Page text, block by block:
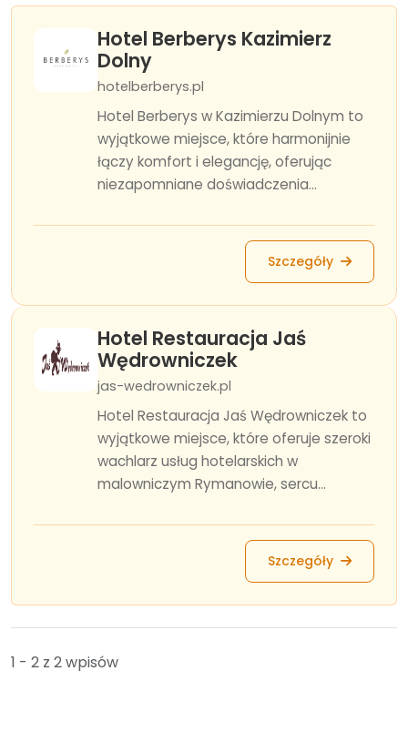
Hotel Berberys Kazimierz
Dolny
hotelberberys.pl
Hotel Berberys w Kazimierzu Dolnym to
wyjątkowe miejsce, które harmonijnie
łączy komfort i elegancję, oferując
niezapomniane doświadczenia...
Szczegóły
Hotel Restauracja Jaś
Wędrowniczek
jas-wedrowniczek.pl
Hotel Restauracja Jaś Wędrowniczek to
wyjątkowe miejsce, które oferuje szeroki
wachlarz usług hotelarskich w
malowniczym Rymanowie, sercu...
Szczegóły
1 - 2 z 2 wpisów